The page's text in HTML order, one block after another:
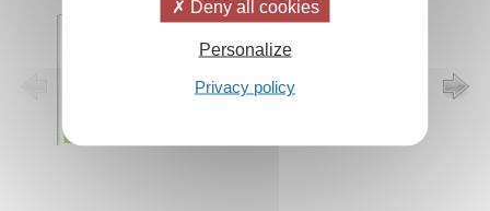
Deny all cookies
Personalize
Privacy policy